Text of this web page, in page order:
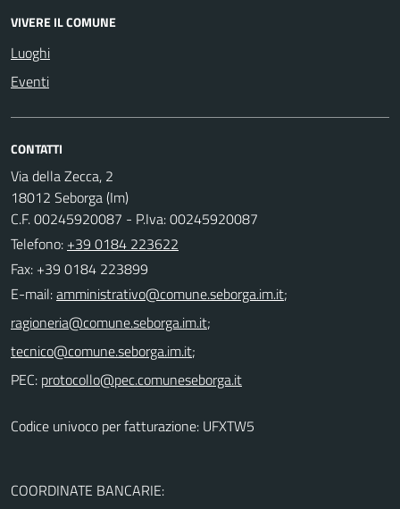
VIVERE IL COMUNE
Luoghi
Eventi
CONTATTI
Via della Zecca, 2
18012 Seborga (Im)
C.F. 00245920087 - P.Iva: 00245920087
Telefono: +39 0184 223622
Fax: +39 0184 223899
E-mail:
;
;
;
PEC:
Codice univoco per fatturazione: UFXTW5
COORDINATE BANCARIE: